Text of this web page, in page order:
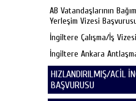
AB Vatandaşlarının
Yerleşim Vizesi
İngiltere Çalışma/İş
İngiltere Ankara
HIZLANDIRILMIŞ/ACİL
BAŞVURUSU